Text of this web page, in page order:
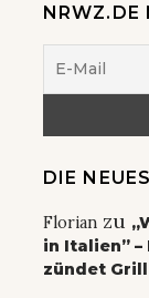
NRWZ.DE
DIE
Florian zu
in Italien”
zündet